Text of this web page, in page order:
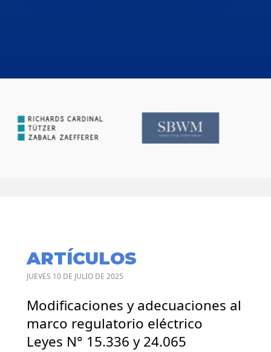
ARTÍCULOS
JUEVES 10 DE JULIO DE 2025
Modificaciones y adecuaciones al
marco regulatorio eléctrico
Leyes N° 15.336 y 24.065